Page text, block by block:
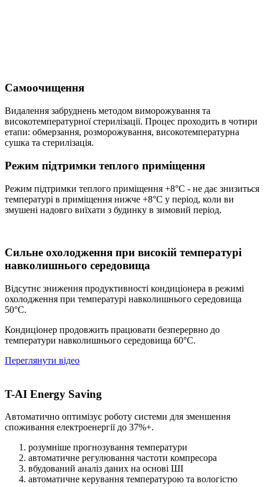
Самоочищення
Видалення забруднень методом виморожування та
високотемпературної стерилізації. Процес проходить в чотири
етапи: обмерзання, розморожування, високотемпературна
сушка та стерилізація.
Режим підтримки теплого приміщення
Режим підтримки теплого приміщення +8°C - не дає знизиться
температурі в приміщення нижче +8°C у період, коли ви
змушені надовго виїхати з будинку в зимовий період.
Сильне охолодження при високій температурі
навколишнього середовища
Відсутнє зниження продуктивності кондиціонера в режимі
охолодження при температурі навколишнього середовища
50°C.
Кондиціонер продовжить працювати безперервно до
температури навколишнього середовища 60°C.
Переглянути відео
T-AI Energy Saving
Автоматично оптимізує роботу системи для зменшення
споживання електроенергії до 37%+.
розумніше прогнозування температури
автоматичне регулювання частоти компресора
вбудований аналіз даних на основі ШІ
автоматичне керування температурою та вологістю